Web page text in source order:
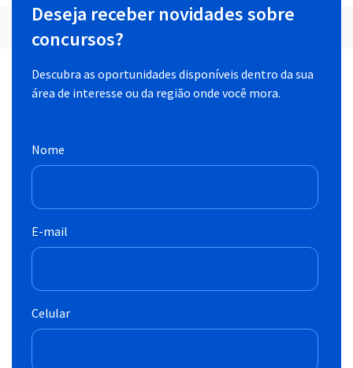
Deseja receber novidades sobre
concursos?
Descubra as oportunidades disponíveis dentro da sua
área de interesse ou da região onde você mora.
Nome
E-mail
Celular